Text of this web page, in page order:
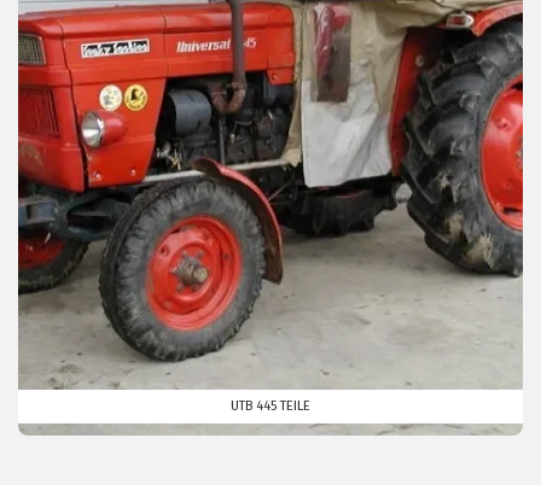
UTB 445 TEILE